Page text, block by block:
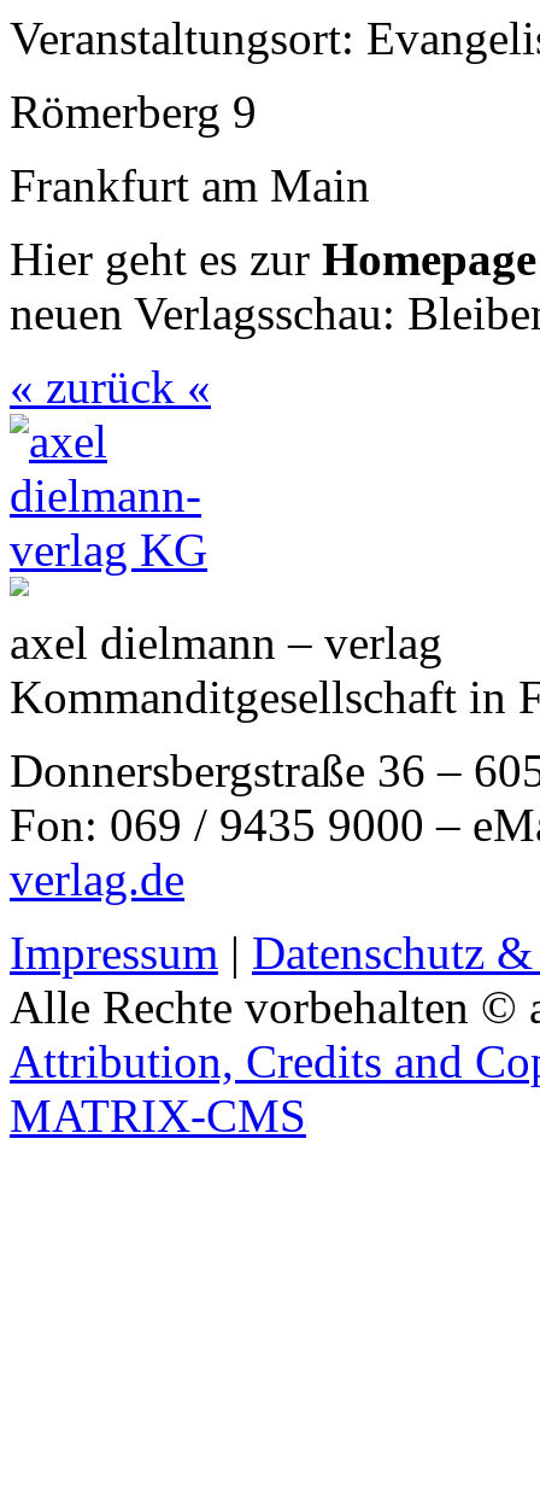
Veranstaltungsort:
Römerberg 9
Frankfurt am Main
Hier geht es zur
neuen Verlagsschau:
« zurück «
axel dielmann – verlag
Kommanditgesellschaft in
Donnersbergstraße 36 –
Fon: 069 / 9435 9000 –
verlag.de
Impressum | Datenschutz
Alle Rechte vorbehalten ©
Attribution, Credits and
MATRIX-CMS